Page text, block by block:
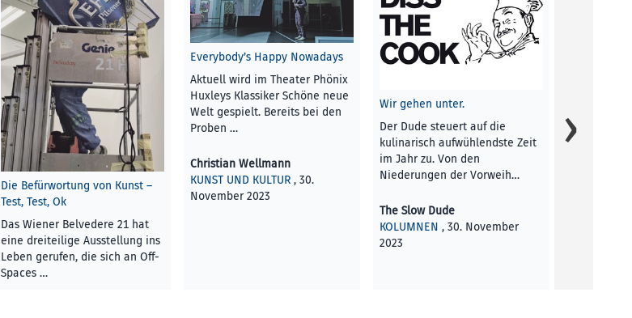
Die Befürwortung von Kunst –
Test, Test, Ok
Das Wiener Belvedere 21 hat
eine dreiteilige Ausstellung ins
Leben gerufen, die sich an Off-
Spaces …
Everybody’s Happy Nowadays
Aktuell wird im Theater Phönix
Huxleys Klassiker Schöne neue
Welt gespielt. Bereits bei den
Proben …
Christian Wellmann
KUNST UND KULTUR , 30.
November 2023
Wir gehen unter.
Der Dude steuert auf die
kulinarisch aufwühlendste Zeit
im Jahr zu. Von den
Niederungen der Vorweih…
The Slow Dude
KOLUMNEN , 30. November
2023